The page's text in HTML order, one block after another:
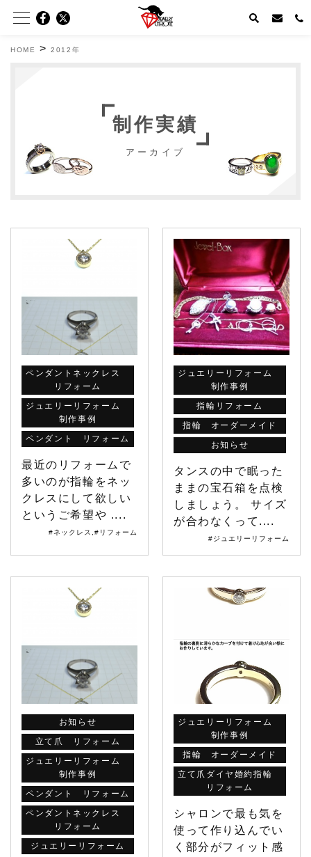
HOME >2012年
制作実績
アーカイブ
ペンダントネックレス
リフォーム
ジュエリーリフォーム
制作事例
ペンダント リフォーム
最近のリフォームで
多いのが指輪をネッ
クレスにして欲しい
というご希望や ....
#ネックレス #リフォーム
ジュエリーリフォーム
制作事例
指輪リフォーム
指輪 オーダーメイド
お知らせ
タンスの中で眠った
ままの宝石箱を点検
しましょう。 サイズ
が合わなくって....
#ジュエリーリフォーム
お知らせ
立て爪 リフォーム
ジュエリーリフォーム
制作事例
ペンダント リフォーム
ペンダントネックレス
リフォーム
ジュエリーリフォーム
ジュエリーリフォーム
制作事例
指輪 オーダーメイド
立て爪ダイヤ婚約指輪
リフォーム
シャロンで最も気を
使って作り込んでい
く部分がフィット感